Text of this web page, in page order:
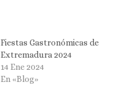
Fiestas Gastronómicas de
Extremadura 2024
14 Ene 2024
En «Blog»